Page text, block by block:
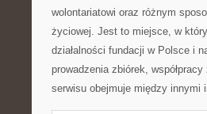
wolontariatowi oraz różnym
życiowej. Jest to miejsce, w
działalności fundacji w Polsce i
prowadzenia zbiórek,
serwisu obejmuje między